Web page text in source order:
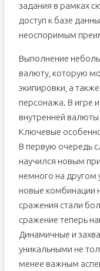
задания в рамках
доступ к базе
неоспоримым
Выполнение
валюту, которую
экипировки, а
персонажа. В игре
внутренней
Ключевые
В первую очередь
научился новым
немного на другом
новые комбинации
сражения стали
сражение теперь
Динамичные и
уникальными не
менее важным